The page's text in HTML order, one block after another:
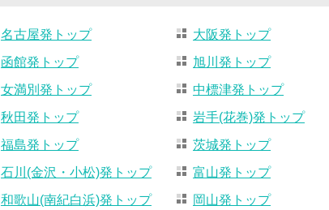
名古屋発トップ 大阪発トップ
函館発トップ 旭川発トップ
女満別発トップ 中標津発トップ
秋田発トップ 岩手(花巻)発トップ
福島発トップ 茨城発トップ
石川(金沢・小松)発トップ 富山発トップ
和歌山(南紀白浜)発トップ 岡山発トップ